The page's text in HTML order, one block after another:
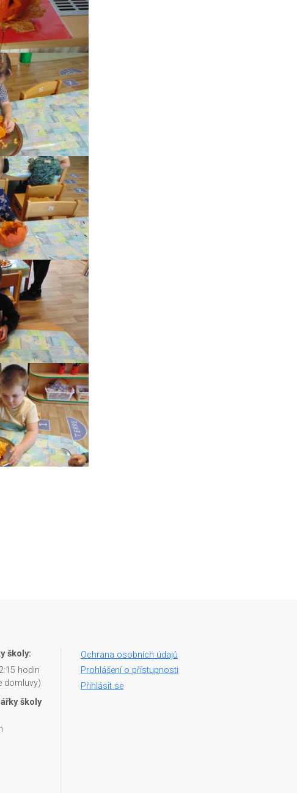
školy:
hodin
domluvy)
školy
Ochrana osobních údajů
Prohlášení o přístupnosti
Přihlásit se